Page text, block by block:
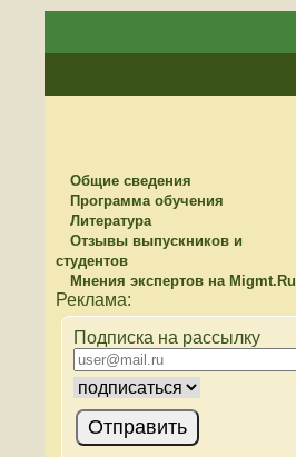
Общие сведения
Программа обучения
Литература
Отзывы выпускников и
студентов
Мнения экспертов на Migmt.Ru
Подписка на рассылку